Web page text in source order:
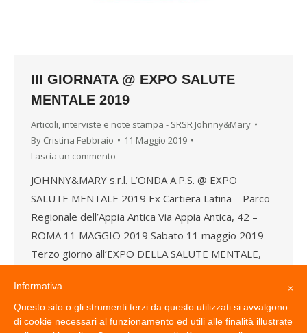
III GIORNATA @ EXPO SALUTE
MENTALE 2019
Articoli, interviste e note stampa - SRSR Johnny&Mary
By Cristina Febbraio
11 Maggio 2019
Lascia un commento
JOHNNY&MARY s.r.l. L’ONDA A.P.S. @ EXPO
SALUTE MENTALE 2019 Ex Cartiera Latina – Parco
Regionale dell’Appia Antica Via Appia Antica, 42 –
ROMA 11 MAGGIO 2019 Sabato 11 maggio 2019 –
Terzo giorno all’EXPO DELLA SALUTE MENTALE,
Coordinamento Centri Diurni della Regione Lazio
che ha come protagonista la Salute…
×
Informativa
Questo sito o gli strumenti terzi da questo utilizzati si avvalgono
di cookie necessari al funzionamento ed utili alle finalità illustrate